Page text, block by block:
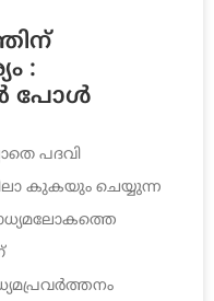
:
പോള്‍
പദവി
കുകയും ചെയ്യുന്ന